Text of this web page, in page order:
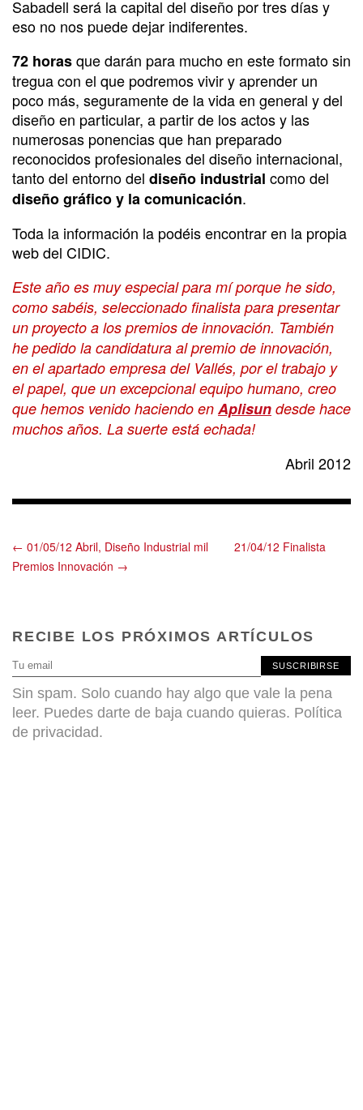
Sabadell será la capital del diseño por tres días y
eso no nos puede dejar indiferentes.
72 horasque darán para mucho en este formato sin
tregua con el que podremos vivir y aprender un
poco más, seguramente de la vida en general y del
diseño en particular, a partir de los actos y las
numerosas ponencias que han preparado
reconocidos profesionales del diseño internacional,
tanto del entorno del diseño industrial como del
diseño gráfico y la comunicación.
Toda la información la podéis encontrar en la propia
web del CIDIC.
Este año es muy especial para mí porque he sido,
como sabéis, seleccionado finalista para presentar
un proyecto a los premios de innovación. También
he pedido la candidatura al premio de innovación,
en el apartado empresa del Vallés, por el trabajo y
el papel, que un excepcional equipo humano, creo
que hemos venido haciendo en Aplisun desde hace
muchos años. La suerte está echada!
Abril 2012
← 01/05/12 Abril, Diseño Industrial mil
21/04/12 Finalista
Premios Innovación →
RECIBE LOS PRÓXIMOS ARTÍCULOS
SUSCRIBIRSE
Sin spam. Solo cuando hay algo que vale la pena
leer. Puedes darte de baja cuando quieras. Política
de privacidad.